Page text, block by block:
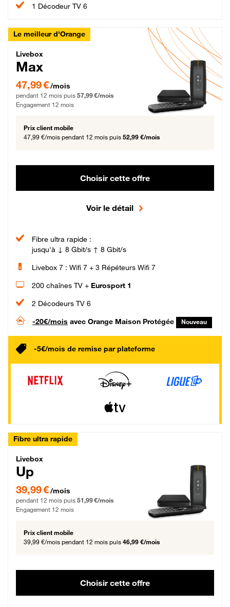
1 Décodeur TV 6
Le meilleur d'Orange
Livebox Max Fibre
Livebox
Max
47,99 € par mois pendant 12 mois puis 57,99 € par mois, Engagement 12 mois
47,99 €/mois
pendant 12 mois puis 57,99 €/mois
Engagement 12 mois
Prix client mobile
47,99 €/mois pendant 12 mois puis 52,99 €/mois
Choisir cette offre
Voir le détail
Fibre ultra rapide :
jusqu'à ↓ 8 Gbit/s ↑ 8 Gbit/s
Livebox 7 : Wifi 7 + 3 Répéteurs Wifi 7
200 chaînes TV + Eurosport 1
2 Décodeurs TV 6
-20€/mois avec Orange Maison Protégée Nouveau
-5€/mois de remise par plateforme
Fibre ultra rapide
Livebox Up Fibre
Livebox
Up
39,99 € par mois pendant 12 mois puis 51,99 € par mois, Engagement 12 mois
39,99 €/mois
pendant 12 mois puis 51,99 €/mois
Engagement 12 mois
Prix client mobile
39,99 €/mois pendant 12 mois puis 46,99 €/mois
Choisir cette offre